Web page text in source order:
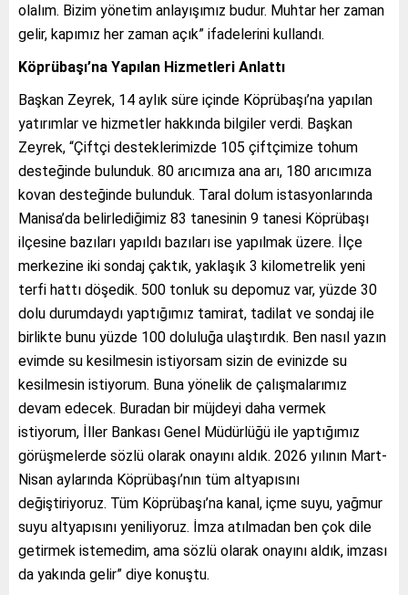
olalım. Bizim yönetim anlayışımız budur. Muhtar her zaman
gelir, kapımız her zaman açık” ifadelerini kullandı.
Köprübaşı’na Yapılan Hizmetleri Anlattı
Başkan Zeyrek, 14 aylık süre içinde Köprübaşı’na yapılan
yatırımlar ve hizmetler hakkında bilgiler verdi. Başkan
Zeyrek, “Çiftçi desteklerimizde 105 çiftçimize tohum
desteğinde bulunduk. 80 arıcımıza ana arı, 180 arıcımıza
kovan desteğinde bulunduk. Taral dolum istasyonlarında
Manisa’da belirlediğimiz 83 tanesinin 9 tanesi Köprübaşı
ilçesine bazıları yapıldı bazıları ise yapılmak üzere. İlçe
merkezine iki sondaj çaktık, yaklaşık 3 kilometrelik yeni
terfi hattı döşedik. 500 tonluk su depomuz var, yüzde 30
dolu durumdaydı yaptığımız tamirat, tadilat ve sondaj ile
birlikte bunu yüzde 100 doluluğa ulaştırdık. Ben nasıl yazın
evimde su kesilmesin istiyorsam sizin de evinizde su
kesilmesin istiyorum. Buna yönelik de çalışmalarımız
devam edecek. Buradan bir müjdeyi daha vermek
istiyorum, İller Bankası Genel Müdürlüğü ile yaptığımız
görüşmelerde sözlü olarak onayını aldık. 2026 yılının Mart-
Nisan aylarında Köprübaşı’nın tüm altyapısını
değiştiriyoruz. Tüm Köprübaşı’na kanal, içme suyu, yağmur
suyu altyapısını yeniliyoruz. İmza atılmadan ben çok dile
getirmek istemedim, ama sözlü olarak onayını aldık, imzası
da yakında gelir” diye konuştu.